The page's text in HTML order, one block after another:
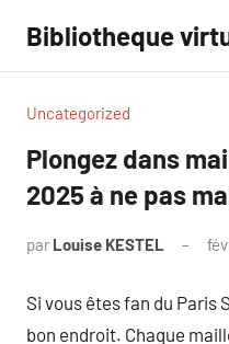
contenu
Bibliotheque
Uncategorized
Plongez dans
2025 à ne pas
par Louise KESTEL
Si vous êtes fan du Paris
bon endroit. Chaque